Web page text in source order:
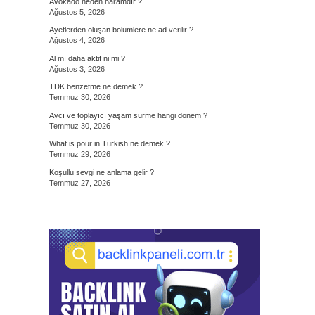
Ağustos 5, 2026
Ayetlerden oluşan bölümlere ne ad verilir ?
Ağustos 4, 2026
Al mı daha aktif ni mi ?
Ağustos 3, 2026
TDK benzetme ne demek ?
Temmuz 30, 2026
Avcı ve toplayıcı yaşam sürme hangi dönem ?
Temmuz 30, 2026
What is pour in Turkish ne demek ?
Temmuz 29, 2026
Koşullu sevgi ne anlama gelir ?
Temmuz 27, 2026